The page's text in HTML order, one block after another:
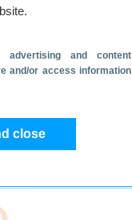
advertising and content
and/or access information
close